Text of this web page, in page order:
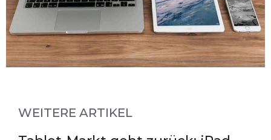
WEITERE ARTIKEL